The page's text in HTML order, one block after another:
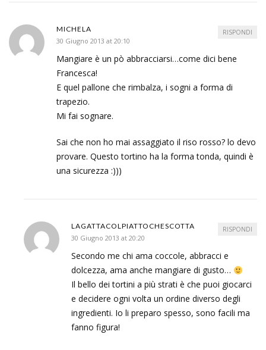
MICHELA
30 Giugno 2013 at 20:10
Mangiare è un pò abbracciarsi…come dici bene
Francesca!
E quel pallone che rimbalza, i sogni a forma di
trapezio.
Mi fai sognare.
Sai che non ho mai assaggiato il riso rosso? lo devo
provare. Questo tortino ha la forma tonda, quindi è
una sicurezza :)))
RISPONDI
LAGATTACOLPIATTOCHESCOTTA
30 Giugno 2013 at 20:20
Secondo me chi ama coccole, abbracci e
dolcezza, ama anche mangiare di gusto…
Il bello dei tortini a più strati è che puoi giocarci
e decidere ogni volta un ordine diverso degli
ingredienti. Io li preparo spesso, sono facili ma
fanno figura!
RISPONDI